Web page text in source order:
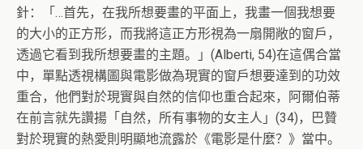
針：「…首先，在我所想要畫的平面上，我畫一個我想要
的大小的正方形，而我將這正方形視為一扇開敞的窗戶，
透過它看到我所想要畫的主題。」(Alberti, 54)在這偶合當
中，單點透視構圖與電影做為現實的窗戶想要達到的功效
重合，他們對於現實與自然的信仰也重合起來，阿爾伯蒂
在前言就先讚揚「自然，所有事物的女主人」(34)，巴贊
對於現實的熱愛則明顯地流露於《電影是什麼？》當中。